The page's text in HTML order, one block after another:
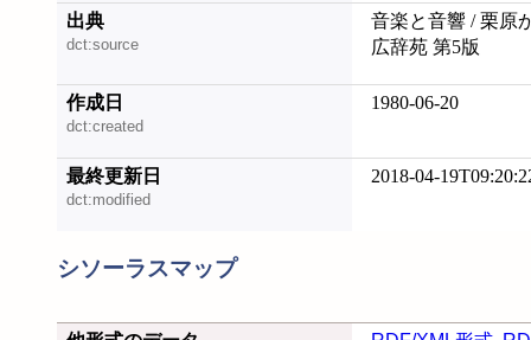
出典
dct:source
音楽と音響 / 栗原
広辞苑 第5版
作成日
dct:created
1980-06-20
最終更新日
dct:modified
2018-04-
シソーラスマップ